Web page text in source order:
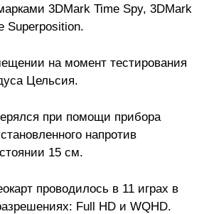
3DMark Time Spy, 3DMark
Superposition.
на момент тестирования
Цельсия.
при помощи прибора
напротив
15 см.
проводилось в 11 играх в
Full HD и WQHD.